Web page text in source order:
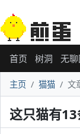
首页 树洞 无聊
主页 猫猫 文
这只猫有13